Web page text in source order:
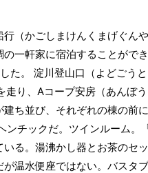
（かごしまけんくまげぐん
一軒家に宿泊することがで
た。 淀川登山口（よどごう
り、Aコープ安房（あんぼ
ち並び、それぞれの棟の前
ンチックだ。ツインルーム。
る。湯沸かし器とお茶のセ
温水便座ではない。バスタ